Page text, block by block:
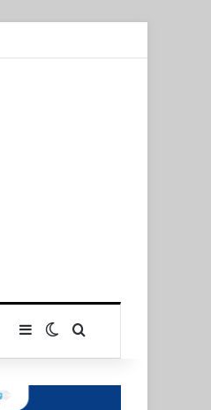
SidebarSwitch skin
Pencarian untuk